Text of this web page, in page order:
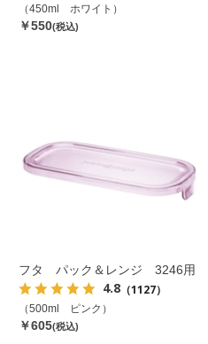
（450ml ホワイト）
￥550(税込)
フタ パック＆レンジ 3246用
4.8 （1127）
（500ml ピンク）
￥605(税込)